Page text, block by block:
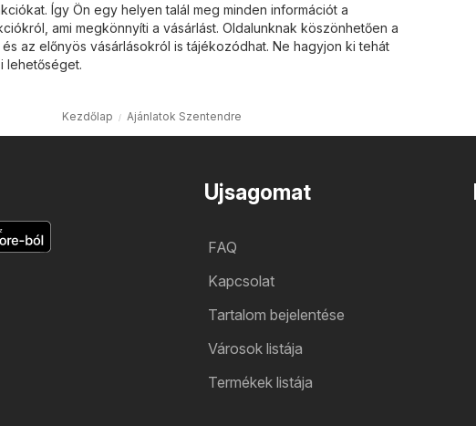
Így Ön egy helyen talál meg minden információt a
ami megkönnyíti a vásárlást. Oldalunknak köszönhetően a
az előnyös vásárlásokról is tájékozódhat. Ne hagyjon ki tehát
lehetőséget.
Kezdőlap Ajánlatok Szentendre
Ujsagomat
FAQ
Kapcsolat
Tartalom bejelentése
Városok listája
Termékek listája